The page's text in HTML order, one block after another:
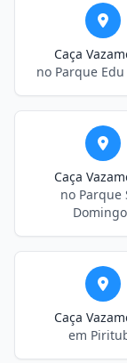
Caça
no Parque Edu
Caça
no Parque
Caça
em